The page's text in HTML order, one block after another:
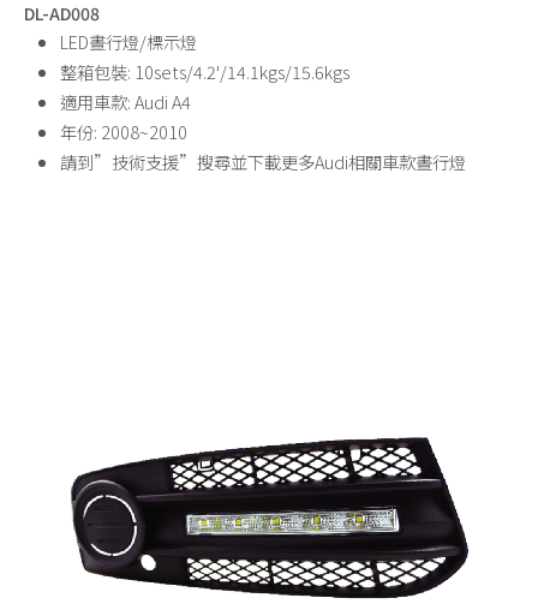
DL-AD008
LED晝行燈/標示燈
整箱包裝: 10sets/4.2'/14.1kgs/15.6kgs
適用車款: Audi A4
年份: 2008~2010
請到”技術支援”搜尋並下載更多Audi相關車款晝行燈